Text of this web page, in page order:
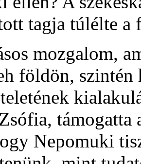
tagja túlélte a
mozgalom,
földön,
Nepomuki